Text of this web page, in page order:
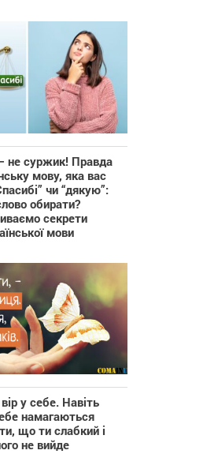
не суржик! Правда
мову, яка вас
чи “дякую”:
обирати?
секрети
мови
у себе. Навіть
намагаються
що ти слабкий і
не вийде